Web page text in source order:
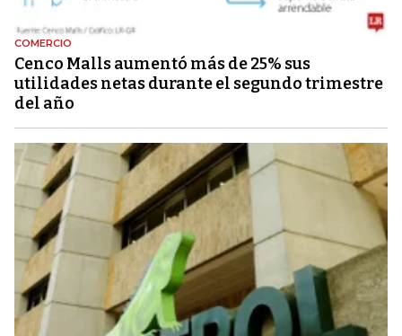
COMERCIO
Cenco Malls aumentó más de 25% sus
utilidades netas durante el segundo trimestre
del año